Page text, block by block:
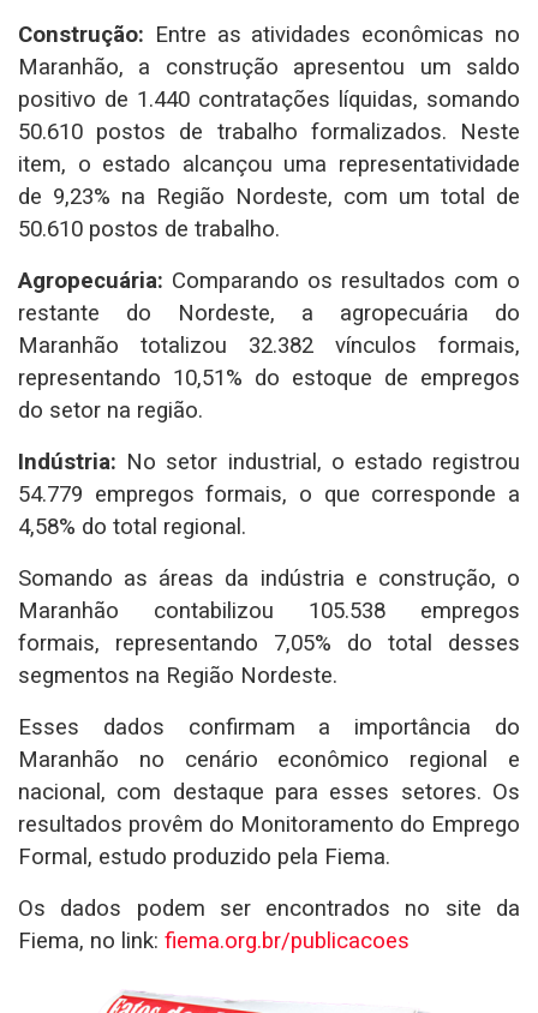
Construção: Entre as atividades econômicas no
Maranhão, a construção apresentou um saldo
positivo de 1.440 contratações líquidas, somando
50.610 postos de trabalho formalizados. Neste
item, o estado alcançou uma representatividade
de 9,23% na Região Nordeste, com um total de
50.610 postos de trabalho.
Agropecuária: Comparando os resultados com o
restante do Nordeste, a agropecuária do
Maranhão totalizou 32.382 vínculos formais,
representando 10,51% do estoque de empregos
do setor na região.
Indústria: No setor industrial, o estado registrou
54.779 empregos formais, o que corresponde a
4,58% do total regional.
Somando as áreas da indústria e construção, o
Maranhão contabilizou 105.538 empregos
formais, representando 7,05% do total desses
segmentos na Região Nordeste.
Esses dados confirmam a importância do
Maranhão no cenário econômico regional e
nacional, com destaque para esses setores. Os
resultados provêm do Monitoramento do Emprego
Formal, estudo produzido pela Fiema.
Os dados podem ser encontrados no site da
Fiema, no link: fiema.org.br/publicacoes